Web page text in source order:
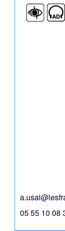
05 55 10 08